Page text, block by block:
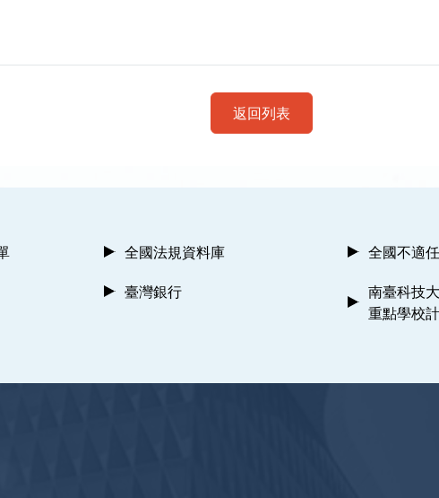
返回列表
全國法規資料庫 全國不適
臺灣銀行
南臺科技
重點學校